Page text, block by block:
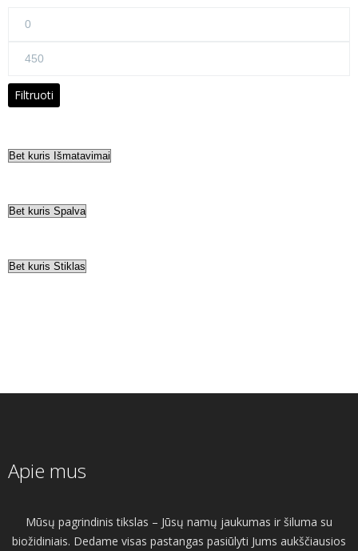
Maks
Filtruoti
Apie mus
Mūsų pagrindinis tikslas – Jūsų namų jaukumas ir šiluma su
biožidiniais. Dedame visas pastangas pasiūlyti Jums aukščiausios